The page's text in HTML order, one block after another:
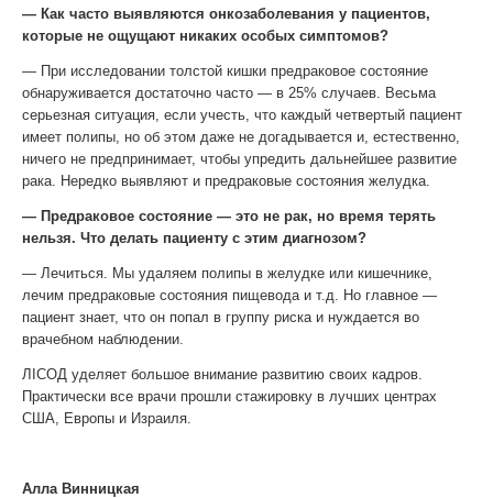
— Как часто выявляются онкозаболевания у пациентов,
которые не ощущают никаких особых симптомов?
— При исследовании толстой кишки предраковое состояние
обнаруживается достаточно часто — в 25% случаев. Весьма
серьезная ситуация, если учесть, что каждый четвертый пациент
имеет полипы, но об этом даже не догадывается и, естественно,
ничего не предпринимает, чтобы упредить дальнейшее развитие
рака. Нередко выявляют и предраковые состояния желудка.
— Предраковое состояние — это не рак, но время терять
нельзя. Что делать пациенту с этим диагнозом?
— Лечиться. Мы удаляем полипы в желудке или кишечнике,
лечим предраковые состояния пищевода и т.д. Но главное —
пациент знает, что он попал в группу риска и нуждается во
врачебном наблюдении.
ЛІСОД уделяет большое внимание развитию своих кадров.
Практически все врачи прошли стажировку в лучших центрах
США, Европы и Израиля.
Алла Винницкая